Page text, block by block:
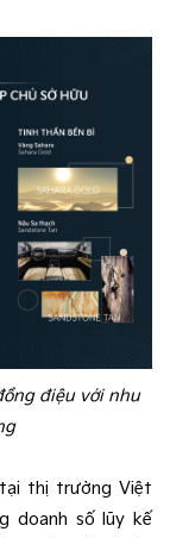
điệu với nhu
tại thị trường Việt
doanh số lũy kế